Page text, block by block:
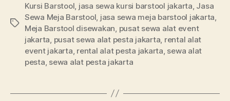
Tags
Kursi Barstool, jasa sewa kursi barstool jakarta, Jasa
Sewa Meja Barstool, jasa sewa meja barstool jakarta,
Meja Barstool disewakan, pusat sewa alat event
jakarta, pusat sewa alat pesta jakarta, rental alat
event jakarta, rental alat pesta jakarta, sewa alat
pesta, sewa alat pesta jakarta